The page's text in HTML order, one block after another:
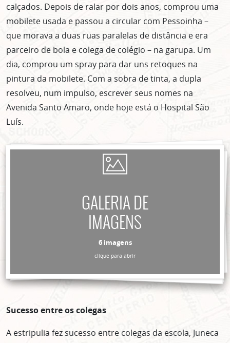
calçados. Depois de ralar por dois anos, comprou uma
mobilete usada e passou a circular com Pessoinha –
que morava a duas ruas paralelas de distância e era
parceiro de bola e colega de colégio – na garupa. Um
dia, comprou um spray para dar uns retoques na
pintura da mobilete. Com a sobra de tinta, a dupla
resolveu, num impulso, escrever seus nomes na
Avenida Santo Amaro, onde hoje está o Hospital São
Luís.
GALERIA DE
IMAGENS
6 imagens
clique para abrir
Sucesso entre os colegas
A estripulia fez sucesso entre colegas da escola, Juneca